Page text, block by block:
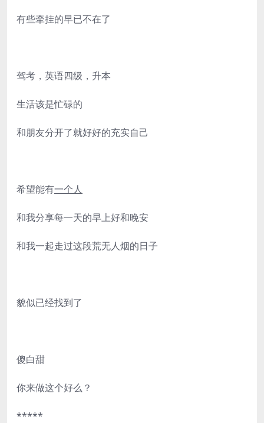
有些牵挂的早已不在了
驾考，英语四级，升本
生活该是忙碌的
和朋友分开了就好好的充实自己
希望能有一个人
和我分享每一天的早上好和晚安
和我一起走过这段荒无人烟的日子
貌似已经找到了
傻白甜
你来做这个好么？
*****